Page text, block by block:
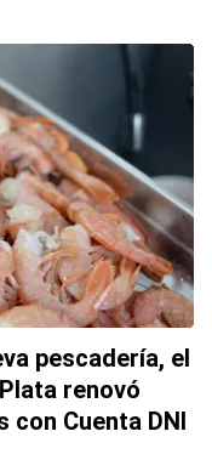
pescadería, el
renovó
Cuenta DNI